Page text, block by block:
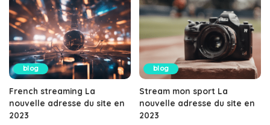
blog
French streaming La
nouvelle adresse du site en
2023
blog
Stream mon sport La
nouvelle adresse du site en
2023